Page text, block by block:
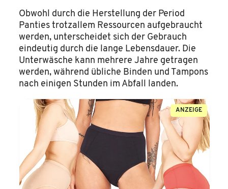
Obwohl durch die Herstellung der Period
Panties trotzallem Ressourcen aufgebraucht
werden, unterscheidet sich der Gebrauch
eindeutig durch die lange Lebensdauer. Die
Unterwäsche kann mehrere Jahre getragen
werden, während übliche Binden und Tampons
nach einigen Stunden im Abfall landen.
ANZEIGE